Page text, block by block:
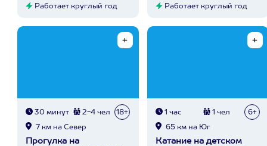
Работает круглый год Работает круглый год
30 минут 2-4 чел 18+
7 км на Север
Прогулка на
1 час 1 чел 6+
65 км на Юг
Катание на детском